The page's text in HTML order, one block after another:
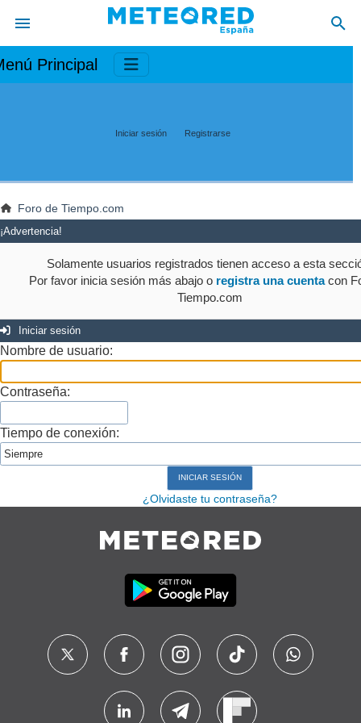
Principal
Iniciar sesión Registrarse
Foro de Tiempo.com
¡Advertencia!
Solamente usuarios registrados tienen acceso a esta
Por favor inicia sesión más abajo o registra una cuentacon
Tiempo.com
Iniciar sesión
Nombre de usuario:
Contraseña:
Tiempo de conexión:
¿Olvidaste tu contraseña?